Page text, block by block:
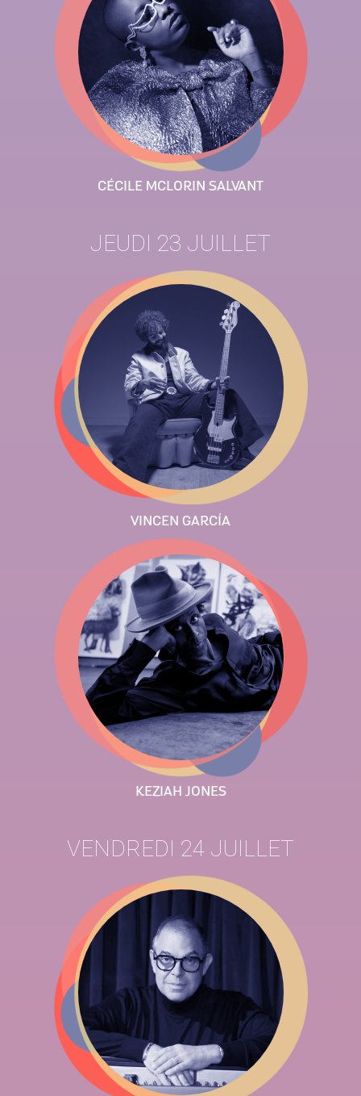
CÉCILE MCLORIN SALVANT
JEUDI 23 JUILLET
VINCEN GARCÍA
KEZIAH JONES
VENDREDI 24 JUILLET